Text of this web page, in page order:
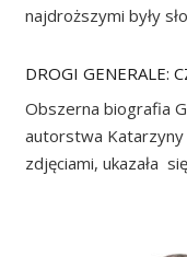
najdroższymi były
DROGI GENERALE:
Obszerna biografia
autorstwa
zdjęciami, ukazała